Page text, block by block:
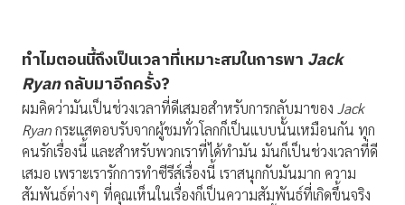
ทำไมตอนนี้ถึงเป็นเวลาที่เหมาะสมในการพา Jack
Ryanกลับมาอีกครั้ง?
ผมคิดว่ามันเป็นช่วงเวลาที่ดีเสมอสำหรับการกลับมาของ Jack
Ryanกระแสตอบรับจากผู้ชมทั่วโลกก็เป็นแบบนั้นเหมือนกัน ทุก
คนรักเรื่องนี้ และสำหรับพวกเราที่ได้ทำมัน มันก็เป็นช่วงเวลาที่ดี
เสมอ เพราะเรารักการทำซีรีส์เรื่องนี้ เราสนุกกับมันมาก ความ
สัมพันธ์ต่างๆ ที่คุณเห็นในเรื่องก็เป็นความสัมพันธ์ที่เกิดขึ้นจริง